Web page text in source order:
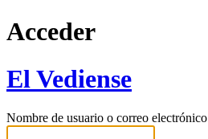
Acceder
El Vediense
Nombre de usuario o correo electrónico